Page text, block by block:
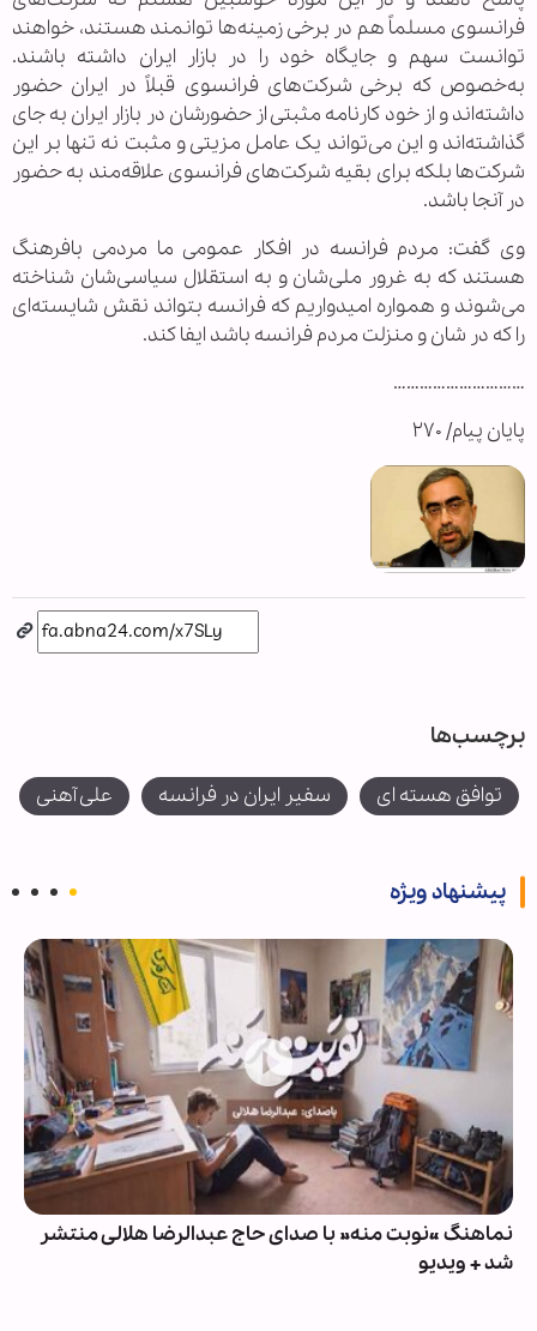
فرانسوی مسلماً هم در برخی زمینه‌ها توانمند هستند، خواهند
توانست سهم و جایگاه خود را در بازار ایران داشته باشند.
به‌خصوص که برخی شرکت‌های فرانسوی قبلاً در ایران حضور
داشته‌اند و از خود کارنامه مثبتی از حضورشان در بازار ایران به جای
گذاشته‌اند و این می‌تواند یک عامل مزیتی و مثبت نه تنها بر این
شرکت‌ها بلکه برای بقیه شرکت‌های فرانسوی علاقه‌مند به حضور
در آنجا باشد.
وی گفت: مردم فرانسه در افکار عمومی ما مردمی بافرهنگ
هستند که به غرور ملی‌شان و به استقلال سیاسی‌شان شناخته
می‌شوند و همواره امیدواریم که فرانسه بتواند نقش شایسته‌ای
را که در شان و منزلت مردم فرانسه باشد ایفا کند.
…………………………
پایان پیام/ ۲۷۰
برچسب‌ها
توافق هسته ای سفیر ایران در فرانسه علی آهنی
پیشنهاد ویژه
نماهنگ «نوبت منه» با صدای حاج عبدالرضا هلالی منتشر
شد + ویدیو